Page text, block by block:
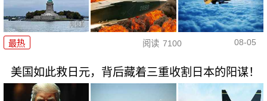
最热 阅读 7100 08-05
美国如此救日元，背后藏着三重收割日本的阳谋！